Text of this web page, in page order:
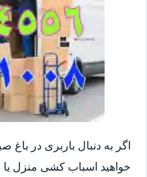
اگر به دنبال باربری در
خواهید اسباب کشی منزل یا